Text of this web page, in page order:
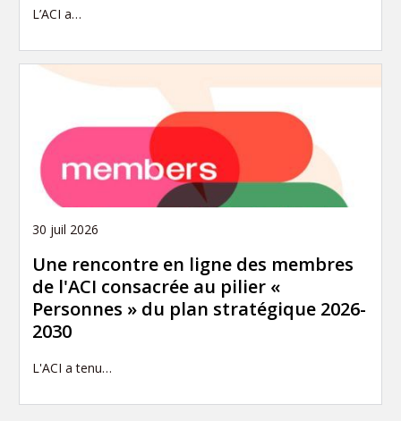
L’ACI a…
30 juil 2026
Une rencontre en ligne des membres
de l'ACI consacrée au pilier «
Personnes » du plan stratégique 2026-
2030
L'ACI a tenu…